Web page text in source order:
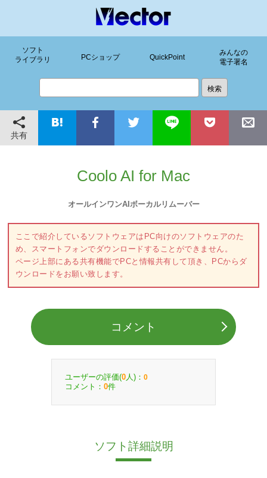
ソフト
ライブラリ
PCショップ QuickPoint
みんなの
電子署名
共有
Coolo AI for Mac
オールインワンAIボーカルリムーバー
ここで紹介しているソフトウェアはPC向けのソフトウェアのた
め、スマートフォンでダウンロードすることができません。
ページ上部にある共有機能でPCと情報共有して頂き、PCからダ
ウンロードをお願い致します。
コメント
ユーザーの評価(0 人)： 0
コメント： 0件
ソフト詳細説明